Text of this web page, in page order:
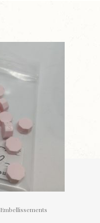
Embellissements